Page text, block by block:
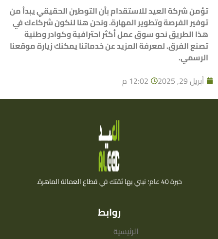
تؤمن شركة العيد للاستقدام بأن التوطين الحقيقي يبدأ من
توفير الفرصة وتطوير المهارة. ونحن هنا لنكون شركاءك في
هذا الطريق نحو سوق عمل أكثر احترافية وكوادر وطنية
تصنع الفرق. لمعرفة المزيد عن خدماتنا يمكنك زيارة موقعنا
الرسمي.
أبريل 29, 2025
12:02 م
خبرة 40 عام؛ نبني بها ثقتك في قطاع العمالة الماهرة.
روابط
الرئيسية